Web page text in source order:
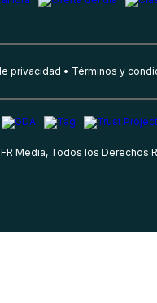
privacidad Términos y
Media, Todos los Derechos